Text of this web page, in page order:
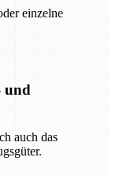
einzelne
und
auch das